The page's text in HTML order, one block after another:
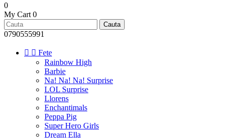
0
My Cart 0
Cauta
0790555991
  Fete
Rainbow High
Barbie
Na! Na! Na! Surprise
LOL Surprise
Llorens
Enchantimals
Peppa Pig
Super Hero Girls
Dream Ella